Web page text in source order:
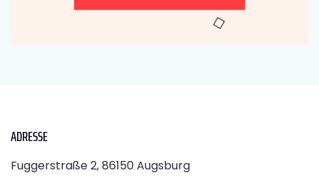
ADRESSE
Fuggerstraße 2, 86150 Augsburg